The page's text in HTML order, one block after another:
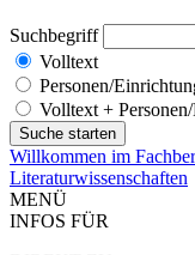
Suchbegriff
Volltext
Personen/
Volltext +
Willkommen im
Literaturwissenschaften
MENÜ
INFOS FÜR